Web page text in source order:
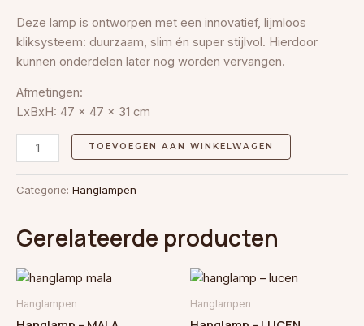
Deze lamp is ontworpen met een innovatief, lijmloos
kliksysteem: duurzaam, slim én super stijlvol. Hierdoor
kunnen onderdelen later nog worden vervangen.
Afmetingen:
LxBxH: 47 x 47 x 31 cm
TOEVOEGEN AAN WINKELWAGEN
Categorie: Hanglampen
Gerelateerde producten
Hanglampen Hanglampen